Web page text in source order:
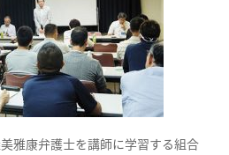
雅康弁護士を講師に学習する組合